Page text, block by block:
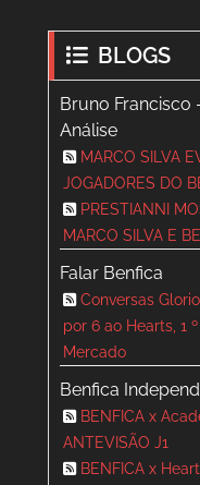
BLOGS
Bruno Francisco
Análise
MARCO SILVA
JOGADORES DO
PRESTIANNI
MARCO SILVA E
Falar Benfica
Conversas
por 6 ao Hearts, 1
Mercado
Benfica
BENFICA x
ANTEVISÃO J1
BENFICA x